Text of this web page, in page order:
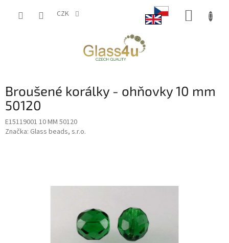
CZK
Broušené korálky - ohňovky 10 mm
50120
E15119001 10 MM 50120
Značka: Glass beads, s.r.o.